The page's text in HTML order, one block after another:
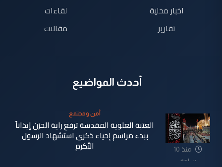
اخبار محلية
تقارير
لقاءات
مقالات
أحدث المواضيع
منذ 10
ساعة
أمن ومجتمع
العتبة العلوية المقدسة ترفع راية الحزن إيذاناً
ببدء مراسم إحياء ذكرى استشهاد الرسول
الأكرم